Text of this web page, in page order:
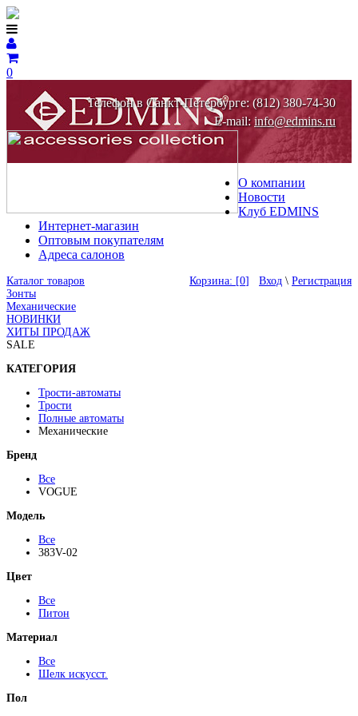
0
Телефон в Санкт-Петербурге: (812) 380-74-30
E-mail: info@edmins.ru
О компании
Новости
Клуб EDMINS
Интернет-магазин
Оптовым покупателям
Адреса салонов
Корзина: [0] Вход \ Регистрация
Каталог товаров
Зонты
Механические
НОВИНКИ
ХИТЫ ПРОДАЖ
SALE
КАТЕГОРИЯ
Трости-автоматы
Трости
Полные автоматы
Механические
Бренд
Все
VOGUE
Модель
Все
383V-02
Цвет
Все
Питон
Материал
Все
Шелк искусст.
Пол